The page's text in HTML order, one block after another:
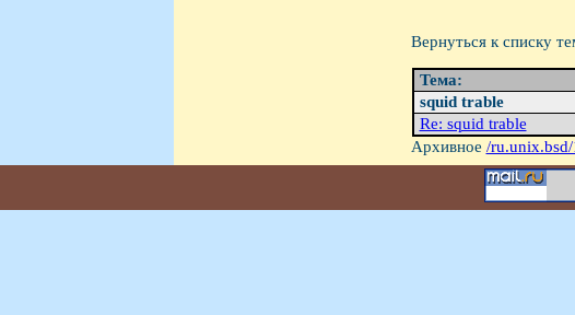
Вернуться к списку
Тема:
squid trable
Re: squid trable
Архивное /